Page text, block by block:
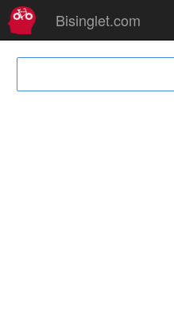
Bisinglet.com